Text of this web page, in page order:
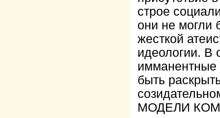
строе
они не могли
жесткой
идеологии. В
имманентные
быть
МОДЕЛИ